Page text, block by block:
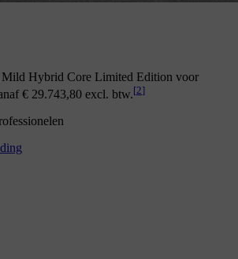
Hybrid Core Limited Edition voor
€ 29.743,80 excl. btw.[2]